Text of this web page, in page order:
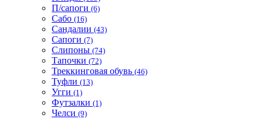
П/сапоги (6)
Сабо (16)
Сандалии (43)
Сапоги (7)
Слипоны (74)
Тапочки (72)
Треккинговая обувь (46)
Туфли (13)
Угги (1)
Футзалки (1)
Челси (9)